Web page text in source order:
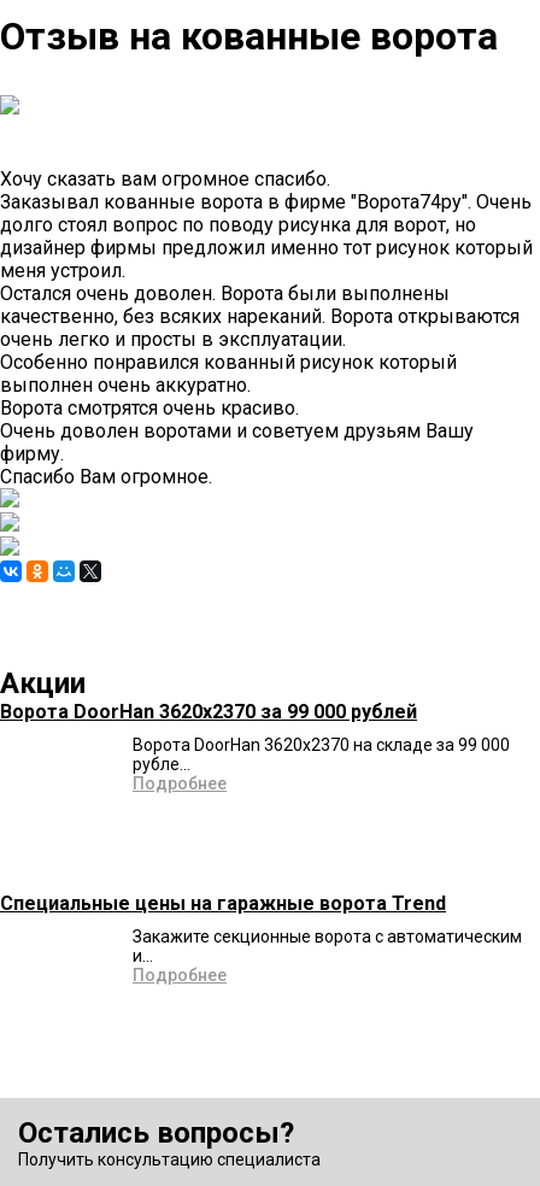
Отзыв на кованные ворота
Хочу сказать вам огромное спасибо.
Заказывал кованные ворота в фирме "Ворота74ру". Очень
долго стоял вопрос по поводу рисунка для ворот, но
дизайнер фирмы предложил именно тот рисунок который
меня устроил.
Остался очень доволен. Ворота были выполнены
качественно, без всяких нареканий. Ворота открываются
очень легко и просты в эксплуатации.
Особенно понравился кованный рисунок который
выполнен очень аккуратно.
Ворота смотрятся очень красиво.
Очень доволен воротами и советуем друзьям Вашу
фирму.
Спасибо Вам огромное.
Акции
Ворота DoorHan 3620x2370 за 99 000 рублей
Ворота DoorHan 3620x2370 на складе за 99 000
рубле...
Подробнее
Специальные цены на гаражные ворота Trend
Закажите секционные ворота с автоматическим
и...
Подробнее
Остались вопросы?
Получить консультацию специалиста